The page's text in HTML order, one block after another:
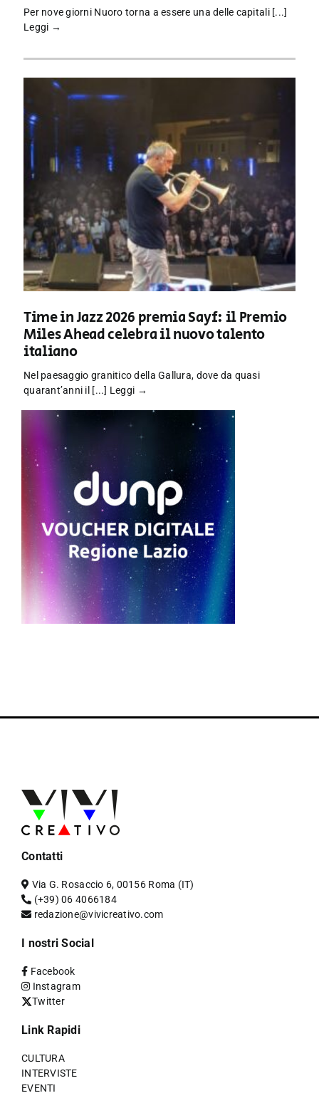
Per nove giorni Nuoro torna a essere una delle capitali [...]
Leggi →
Time in Jazz 2026 premia Sayf: il Premio
Miles Ahead celebra il nuovo talento
italiano
Nel paesaggio granitico della Gallura, dove da quasi
quarant’anni il [...] Leggi →
Contatti
Via G. Rosaccio 6, 00156 Roma (IT)
(+39) 06 4066184
redazione@vivicreativo.com
I nostri Social
Facebook
Instagram
Twitter
Link Rapidi
CULTURA
INTERVISTE
EVENTI